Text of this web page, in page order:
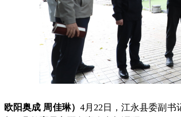
阳奥成 周佳琳） 4月22日，江永县委副